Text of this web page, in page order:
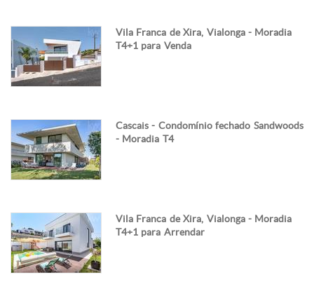
Vila Franca de Xira, Vialonga - Moradia
T4+1 para Venda
Cascais - Condomínio fechado Sandwoods
- Moradia T4
Vila Franca de Xira, Vialonga - Moradia
T4+1 para Arrendar